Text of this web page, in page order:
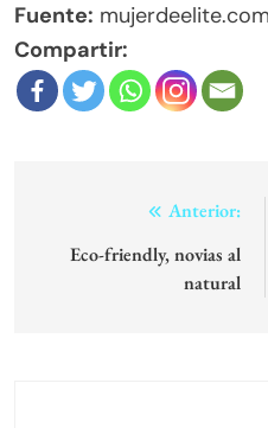
Fuente: mujerdeelite.com
Compartir:
NavegaciónAnterior:
Eco-friendly, novias al
natural